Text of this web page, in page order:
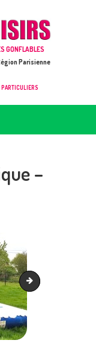
GONFLABLES
Parisienne
–
Toboggan aqua